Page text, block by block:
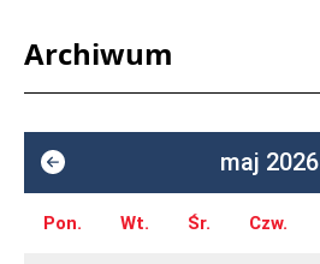
Archiwum
maj 2026
Pon. Wt. Śr. Czw.